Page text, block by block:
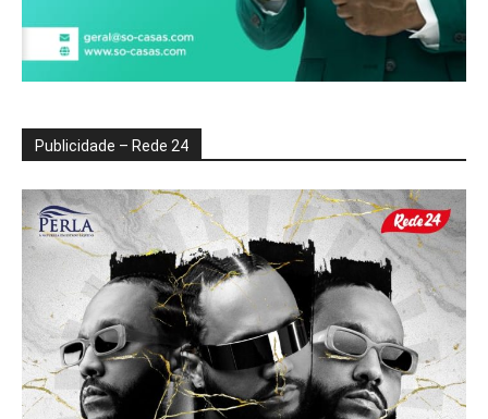
Publicidade – Rede 24